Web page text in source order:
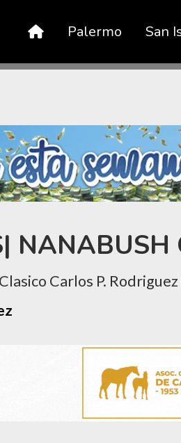
Palermo San
NANABUSH
Carlos P.